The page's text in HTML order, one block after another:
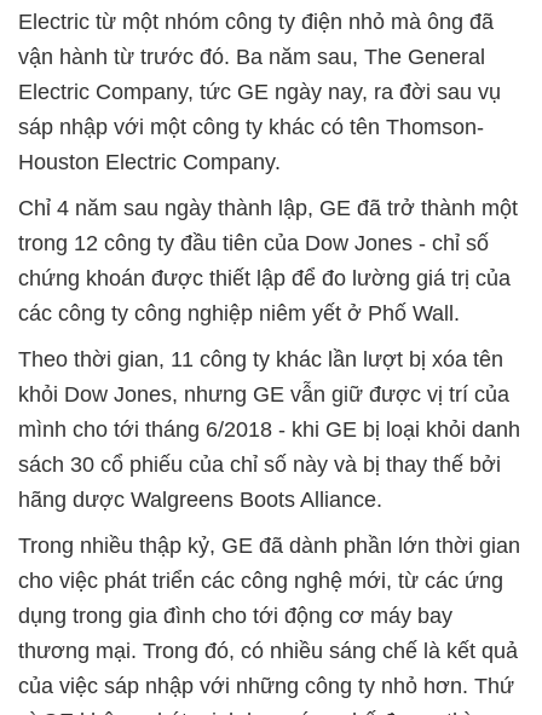
Electric từ một nhóm công ty điện nhỏ mà ông đã
vận hành từ trước đó. Ba năm sau, The General
Electric Company, tức GE ngày nay, ra đời sau vụ
sáp nhập với một công ty khác có tên Thomson-
Houston Electric Company.
Chỉ 4 năm sau ngày thành lập, GE đã trở thành một
trong 12 công ty đầu tiên của Dow Jones - chỉ số
chứng khoán được thiết lập để đo lường giá trị của
các công ty công nghiệp niêm yết ở Phố Wall.
Theo thời gian, 11 công ty khác lần lượt bị xóa tên
khỏi Dow Jones, nhưng GE vẫn giữ được vị trí của
mình cho tới tháng 6/2018 - khi GE bị loại khỏi danh
sách 30 cổ phiếu của chỉ số này và bị thay thế bởi
hãng dược Walgreens Boots Alliance.
Trong nhiều thập kỷ, GE đã dành phần lớn thời gian
cho việc phát triển các công nghệ mới, từ các ứng
dụng trong gia đình cho tới động cơ máy bay
thương mại. Trong đó, có nhiều sáng chế là kết quả
của việc sáp nhập với những công ty nhỏ hơn. Thứ